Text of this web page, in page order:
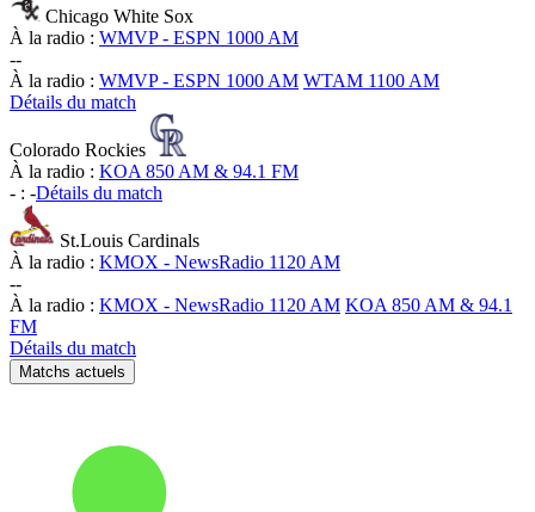
Chicago White Sox
À la radio : WMVP - ESPN 1000 AM
--
À la radio : WMVP - ESPN 1000 AM WTAM 1100 AM
Détails du match
Colorado Rockies
À la radio : KOA 850 AM & 94.1 FM
- : -Détails du match
St.Louis Cardinals
À la radio : KMOX - NewsRadio 1120 AM
--
À la radio : KMOX - NewsRadio 1120 AM KOA 850 AM & 94.1
FM
Détails du match
Matchs actuels